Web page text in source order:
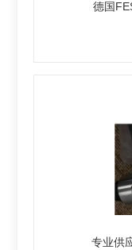
德国
专业供